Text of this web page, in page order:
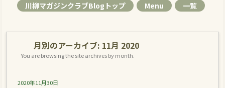
川柳マガジンクラブBlogトップ Menu 一覧
月別のアーカイブ: 11月 2020
You are browsing the site archives by month.
2020年11月30日